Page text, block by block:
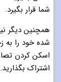
شما قرار بگیرد.
همچنین دیگر
شده خود را به
اسکن کردن
اشتراک بگذارید.